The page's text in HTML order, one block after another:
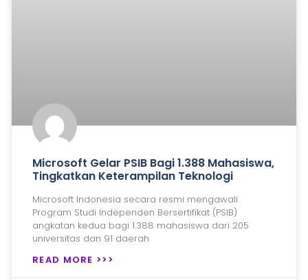
Microsoft Gelar PSIB Bagi 1.388 Mahasiswa,
Tingkatkan Keterampilan Teknologi
Microsoft Indonesia secara resmi mengawali
Program Studi Independen Bersertifikat (PSIB)
angkatan kedua bagi 1.388 mahasiswa dari 205
universitas dan 91 daerah
READ MORE >>>